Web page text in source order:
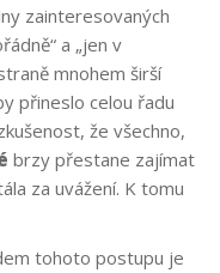
zainteresovaných
a „jen v
mnohem širší
přineslo celou řadu
že všechno,
brzy přestane zajímat
za uvážení. K tomu
tohoto postupu je